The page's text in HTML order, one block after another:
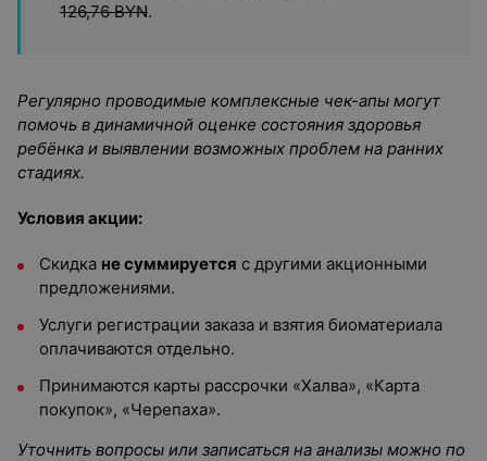
126,76BYN.
Регулярно проводимые комплексные чек-апы могут
помочь в динамичной оценке состояния здоровья
ребёнка и выявлении возможных проблем на ранних
стадиях.
Условия акции:
Скидка не суммируется с другими акционными
предложениями.
Услуги регистрации заказа и взятия биоматериала
оплачиваются отдельно.
Принимаются карты рассрочки «Халва», «Карта
покупок», «Черепаха».
Уточнить вопросы или записаться на анализы можно по